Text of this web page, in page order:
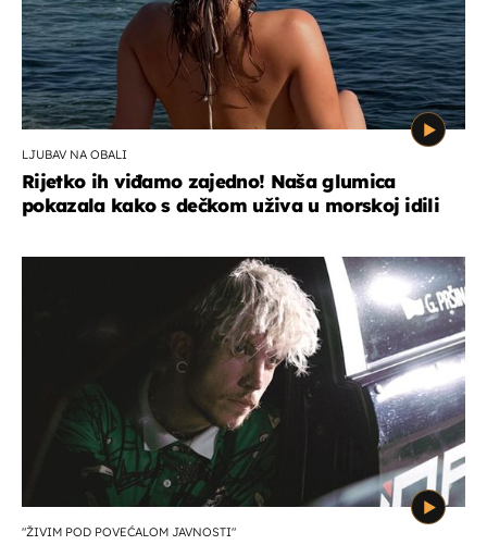
LJUBAV NA OBALI
Rijetko ih viđamo zajedno! Naša glumica
pokazala kako s dečkom uživa u morskoj idili
"ŽIVIM POD POVEĆALOM JAVNOSTI"